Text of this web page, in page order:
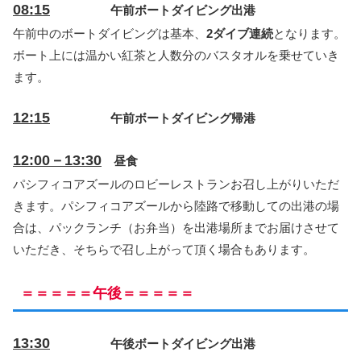
08:15 午前ボートダイビング出港
午前中のボートダイビングは基本、 2ダイブ連続となります。
ボート上には温かい紅茶と人数分のバスタオルを乗せていき
ます。
12:15 午前ボートダイビング帰港
12:00－13:30 昼食
パシフィコアズールのロビーレストランお召し上がりいただ
きます。パシフィコアズールから陸路で移動しての出港の場
合は、パックランチ（お弁当）を出港場所までお届けさせて
いただき、そちらで召し上がって頂く場合もあります。
＝＝＝＝＝午後＝＝＝＝＝
13:30 午後ボートダイビング出港